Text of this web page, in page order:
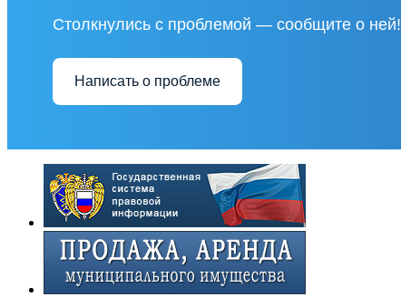
Столкнулись с проблемой — сообщите о ней!
Написать о проблеме